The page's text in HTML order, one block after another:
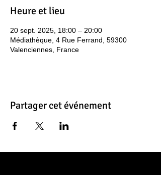
Heure et lieu
20 sept. 2025, 18:00 – 20:00
Médiathèque, 4 Rue Ferrand, 59300
Valenciennes, France
Partager cet événement